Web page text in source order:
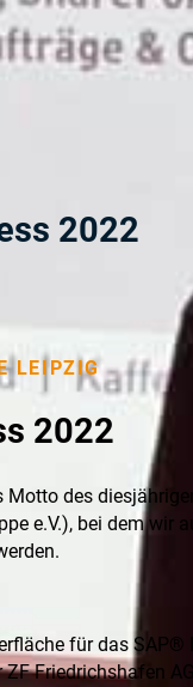
2022
LEIPZIG
2022
des
e.V.), bei dem wir
für das
Friedrichshafen